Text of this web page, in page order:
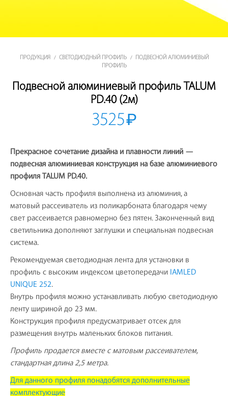
ПРОДУКЦИЯ / СВЕТОДИОДНЫЙ ПРОФИЛЬ /
ПОДВЕСНОЙ АЛЮМИНИЕВЫЙ
ПРОФИЛЬ
Подвесной алюминиевый профиль TALUM
PD.40 (2м)
3525₽
Прекрасное сочетание дизайна и плавности линий —
подвесная алюминиевая конструкция на базе алюминиевого
профиля TALUM PD.40.
Основная часть профиля выполнена из алюминия, а
матовый рассеиватель из поликарбоната благодаря чему
свет рассеивается равномерно без пятен. Законченный вид
светильника дополняют заглушки и специальная подвесная
система.
Рекомендуемая светодиодная лента для установки в
профиль с высоким индексом цветопередачи IAMLED
UNIQUE 252.
Внутрь профиля можно устанавливать любую светодиодную
ленту шириной до 23 мм.
Конструкция профиля предусматривает отсек для
размещения внутрь маленьких блоков питания.
Профиль продается вместе с матовым рассеивателем,
стандартная длина 2,5 метра.
Для данного профиля понадобятся дополнительные
комплектующие